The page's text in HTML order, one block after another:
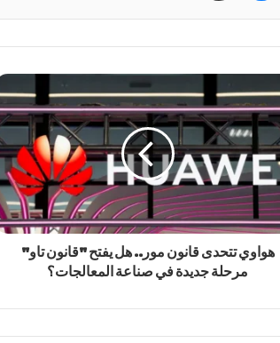
هواوي تتحدى قانون مور.. هل يفتح "قانون تاو"
مرحلة جديدة في صناعة المعالجات؟